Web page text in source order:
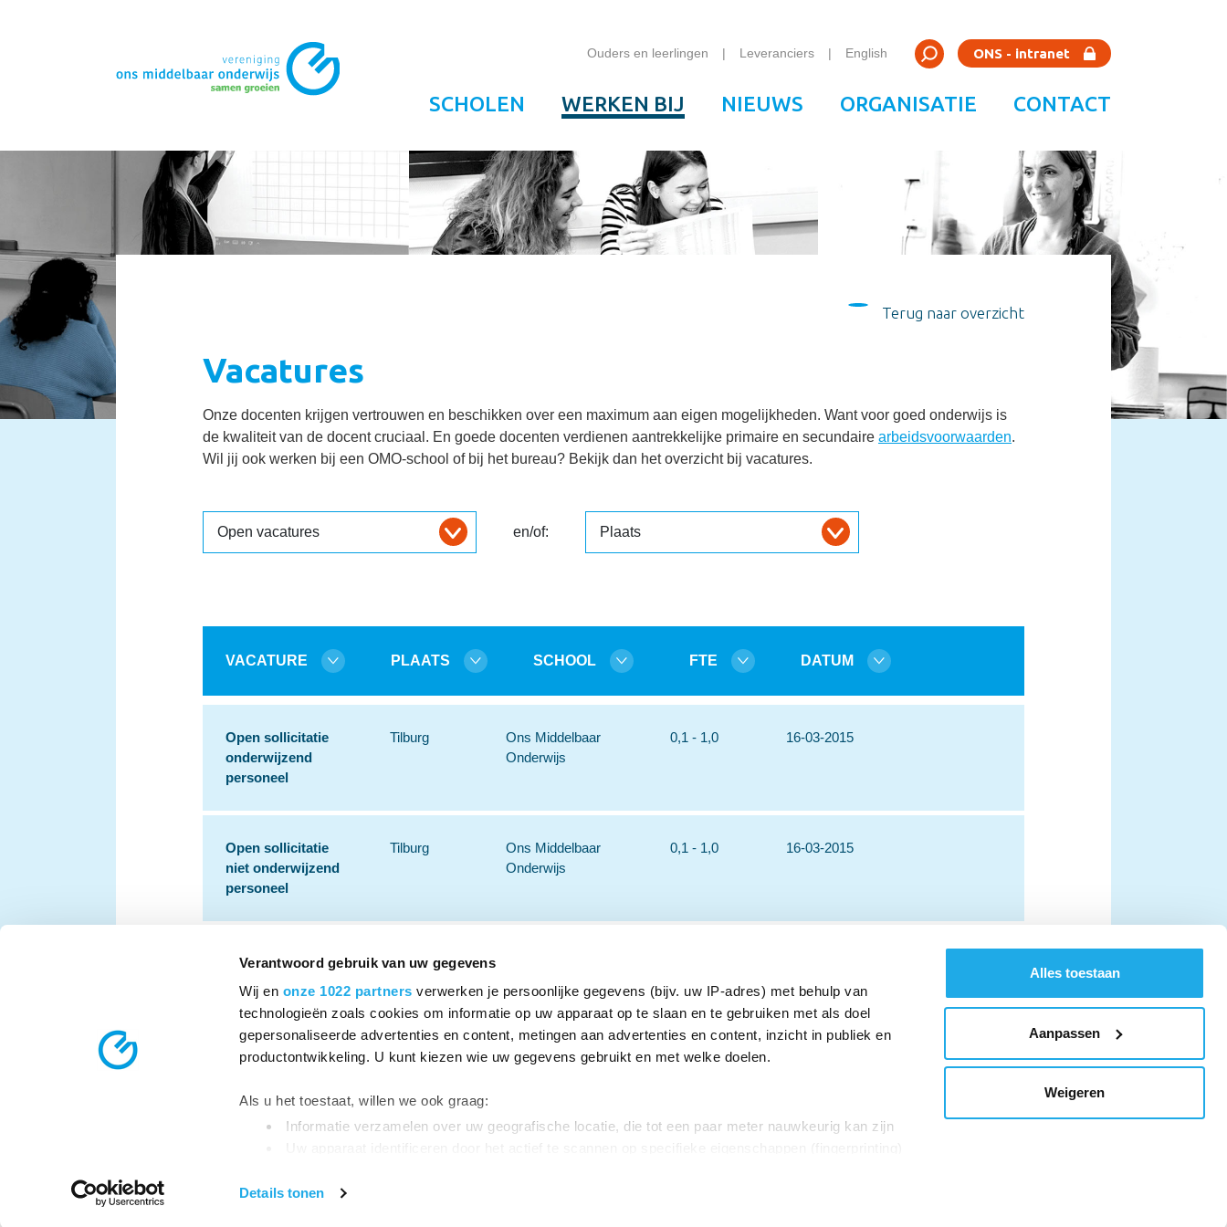
Verantwoord gebruik van uw gegevens
Wij en onze 1022 partners verwerken je persoonlijke gegevens (bijv. uw IP-adres) met behulp van
technologieën zoals cookies om informatie op uw apparaat op te slaan en te gebruiken met als doel
gepersonaliseerde advertenties en content, metingen aan advertenties en content, inzicht in publiek en
productontwikkeling. U kunt kiezen wie uw gegevens gebruikt en met welke doelen.
Als u het toestaat, willen we ook graag:
Informatie verzamelen over uw geografische locatie, die tot een paar meter nauwkeurig kan zijn
detailgedeelte
in. U kunt uw toestemming op elk moment wijzigen of intrekken in de Cookieverklaring.
Details tonen
Alles toestaan
Aanpassen
Weigeren
Ouders en leerlingen Leveranciers English Zoeken
ONS - intranet
SCHOLEN WERKEN BIJ NIEUWS ORGANISATIE CONTACT
Terug naar overzicht
Vacatures
Onze docenten krijgen vertrouwen en beschikken over een maximum aan eigen mogelijkheden. Want voor goed onderwijs is
de kwaliteit van de docent cruciaal. En goede docenten verdienen aantrekkelijke primaire en secundaire arbeidsvoorwaarden.
Wil jij ook werken bij een OMO-school of bij het bureau? Bekijk dan het overzicht bij vacatures.
en/of:
VACATURE PLAATS SCHOOL FTE DATUM
Open sollicitatie
onderwijzend
personeel
Tilburg
Ons Middelbaar
Onderwijs
0,1 - 1,0 16-03-2015
Open sollicitatie
niet onderwijzend
personeel
Tilburg
Ons Middelbaar
Onderwijs
0,1 - 1,0 16-03-2015
vereniging Ons Middelbaar Onderwijs
013 – 595 55 00 E-mail: info@omo.nl
Nieuws Organisatie Contact
Volg ons op Youtube
Volg ons op LinkedIn
Volg ons op